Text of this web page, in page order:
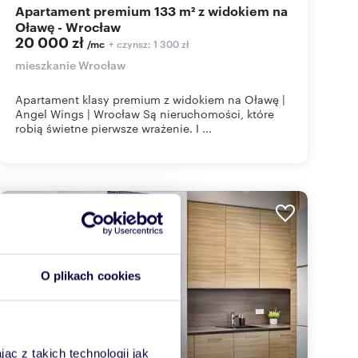
O plikach cookies
z takich technologii jak
Apartament premium 133 m² z widokiem na
Oławę - Wrocław
20 000 zł /mc + czynsz: 1 300 zł
mieszkanie Wrocław
Apartament klasy premium z widokiem na Oławę |
Angel Wings | Wrocław Są nieruchomości, które
robią świetne pierwsze wrażenie. I ...
WYRÓŻNIONE